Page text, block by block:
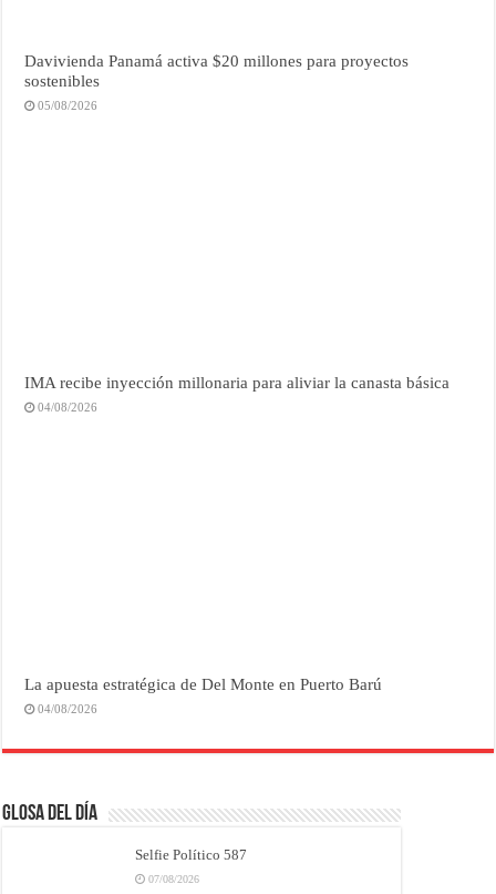
Davivienda Panamá activa $20 millones para proyectos
sostenibles
05/08/2026
IMA recibe inyección millonaria para aliviar la canasta básica
04/08/2026
La apuesta estratégica de Del Monte en Puerto Barú
04/08/2026
Glosa del Día
Selfie Político 587
07/08/2026